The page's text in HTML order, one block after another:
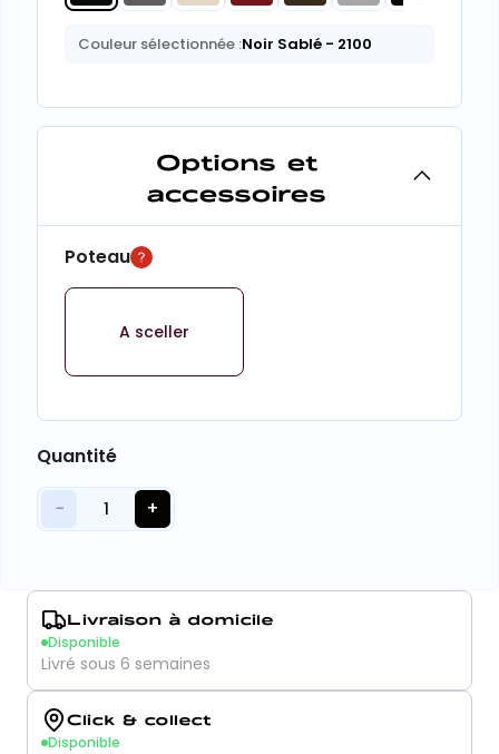
Couleur sélectionnée :Noir Sablé - 2100
Options et
accessoires
Poteau
A sceller
Quantité
− 1 +
Livraison à domicile
Disponible
Livré sous 6 semaines
Click & collect
Disponible